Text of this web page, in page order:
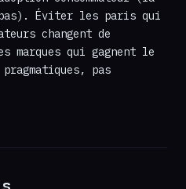
Éviter les paris qui
changent de
marques qui gagnent le
pas